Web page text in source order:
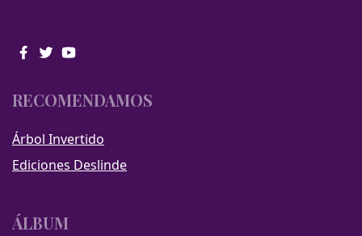
RECOMENDAMOS
Árbol Invertido
Ediciones Deslinde
ÁLBUM